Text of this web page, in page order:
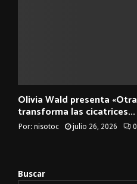
Olivia Wald presenta
transforma las cicatrices...
Por: nisotoc julio 26, 2026 0
Buscar